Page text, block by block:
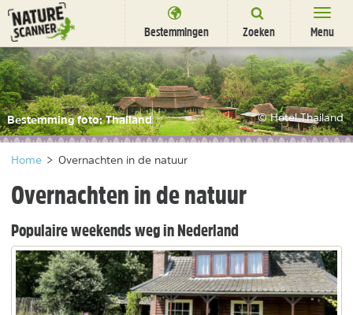
Ga
naar
content
Bestemmingen Zoeken Menu
Bestemmingen
Overnachten
Activiteiten
Natuurparken
Dieren
DEALS SHOP
Nieuwsbrief Uitgelicht
Partners nl/fr
Bestemming foto: Thailand © Hotel Thailand
Home > Overnachten in de natuur
Overnachten in de natuur
Populaire weekends weg in Nederland